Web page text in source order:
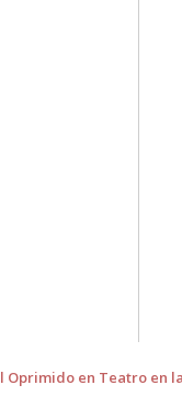
Oprimido en Teatro en